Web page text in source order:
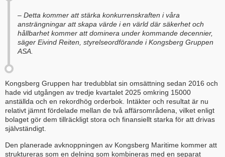
– Detta kommer att stärka konkurrenskraften i våra
ansträngningar att skapa värde i en värld där säkerhet och
hållbarhet kommer att dominera under kommande decennier,
säger Eivind Reiten, styrelseordförande i Kongsberg Gruppen
ASA.
Kongsberg Gruppen har tredubblat sin omsättning sedan 2016 och
hade vid utgången av tredje kvartalet 2025 omkring 15000
anställda och en rekordhög orderbok. Intäkter och resultat är nu
relativt jämnt fördelade mellan de två affärsområdena, vilket enligt
bolaget gör dem tillräckligt stora och finansiellt starka för att drivas
självständigt.
Den planerade avknoppningen av Kongsberg Maritime kommer att
struktureras som en delning som kombineras med en separat